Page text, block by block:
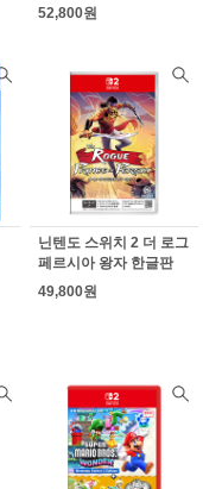
52,800원
닌텐도 스위치 2 더 로그
페르시아 왕자 한글판
49,800원